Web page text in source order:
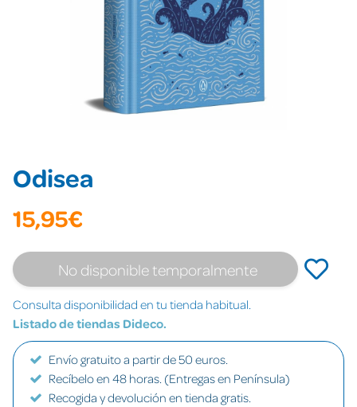
Odisea
15,95€
No disponible temporalmente
Consulta disponibilidad en tu tienda habitual.
Listado de tiendas Dideco.
Envío gratuito a partir de 50 euros.
Recíbelo en 48 horas. (Entregas en Península)
Recogida y devolución en tienda gratis.